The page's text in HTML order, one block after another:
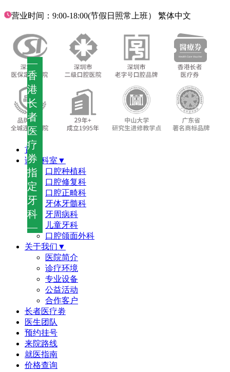
—
香
港
长
者
医
疗
券
指
定
牙
科
—
营业时间：9:00-18:00(节假日照常上班） 繁体中文
首页
诊疗科室▼
口腔种植科
口腔修复科
口腔正畸科
牙体牙髓科
牙周病科
儿童牙科
口腔颌面外科
关于我们▼
医院简介
诊疗环境
专业设备
公益活动
合作客户
长者医疗劵
医生团队
预约挂号
来院路线
就医指南
价格查询